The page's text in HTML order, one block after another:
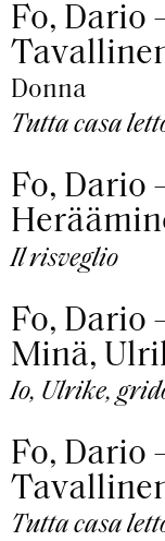
Fo, Dario
Donna
Tutta casa
Fo, Dario
Il risveglio
Fo, Dario
Minä,
Io, Ulrike,
Fo, Dario
Tutta casa